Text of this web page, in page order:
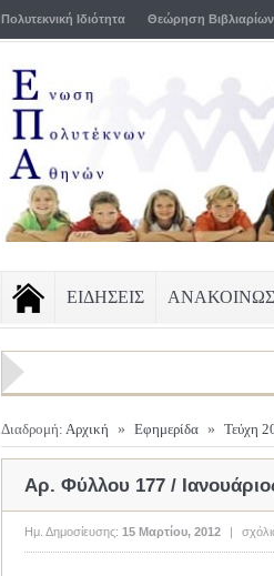
Πολυτεκνική Ιδιότητα Θεώρηση Βιβλιαρίων
ΕΙΔΗΣΕΙΣ
Διαδρομή: Αρχική » Εφημερίδα » Τεύχη
Αρ. Φύλλου 177 /
Ημ. Δημοσίευσης: 15 Μαρτίου, 2012 |